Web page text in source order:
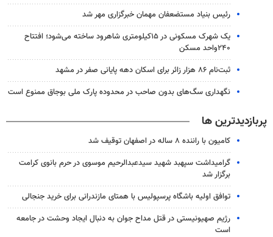
رئیس بنیاد مستضعفان مهمان خبرگزاری مهر شد
یک شهرک مسکونی در ۱۵کیلومتری شاهرود ساخته می‌شود؛ افتتاح
۲۴۰واحد مسکن
ثبت‌نام ۸۶ هزار زائر برای اسکان دهه پایانی صفر در مشهد
نگهداری سگ‌های بدون صاحب در محدوده پارک ملی بوجاق ممنوع است
پربازدیدترین ها
کامیون با راننده ۸ ساله در اصفهان توقیف شد
گرامیداشت سپهبد شهید سیدعبدالرحیم موسوی در حرم بانوی کرامت
برگزار شد
توافق اولیه باشگاه پرسپولیس با همتای مازندرانی برای خرید جنجالی
رژیم صهیونیستی در قتل مداح جوان به دنبال ایجاد وحشت در جامعه
است